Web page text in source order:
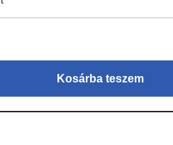
Kosárba teszem